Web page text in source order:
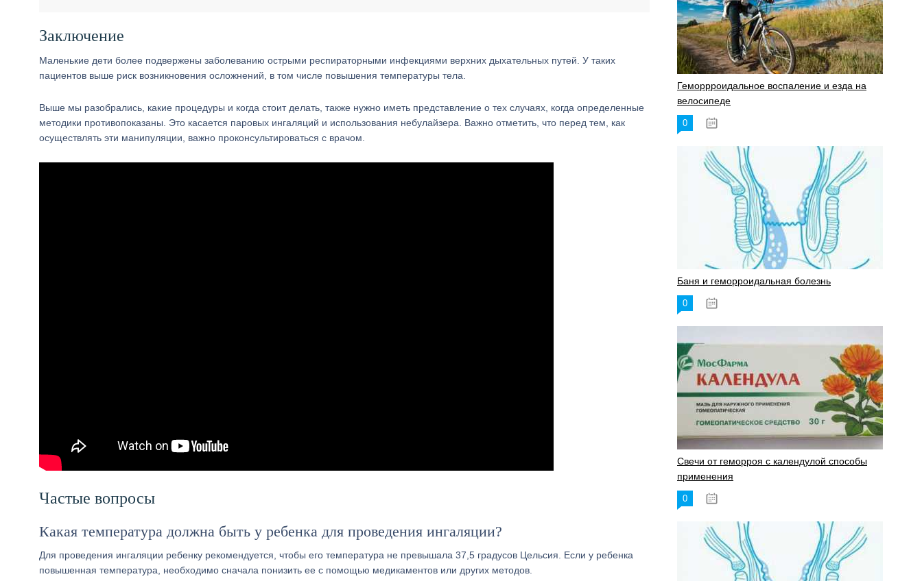
Заключение
Маленькие дети более подвержены заболеванию острыми респираторными инфекциями верхних дыхательных путей. У таких
пациентов выше риск возникновения осложнений, в том числе повышения температуры тела.
Выше мы разобрались, какие процедуры и когда стоит делать, также нужно иметь представление о тех случаях, когда определенные
методики противопоказаны. Это касается паровых ингаляций и использования небулайзера. Важно отметить, что перед тем, как
осуществлять эти манипуляции, важно проконсультироваться с врачом.
Частые вопросы
Какая температура должна быть у ребенка для проведения ингаляции?
Для проведения ингаляции ребенку рекомендуется, чтобы его температура не превышала 37,5 градусов Цельсия. Если у ребенка
повышенная температура, необходимо сначала понизить ее с помощью медикаментов или других методов.
Геморрроидальное воспаление и езда на
велосипеде
0
Баня и геморроидальная болезнь
0
Свечи от геморроя с календулой способы
применения
0